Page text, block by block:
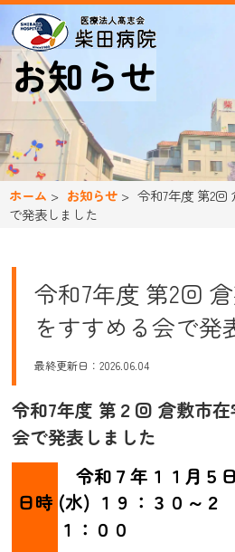
お知らせ
ホーム お知らせ
令和7年度 第2
で発表しました
令和7年度 第2回
をすすめる会で発
最終更新日：2026.06.04
令和7年度 第２回 倉敷市
会で発表しました
日時
令和７年１１月５日
(水) １９：３０～２
１：００